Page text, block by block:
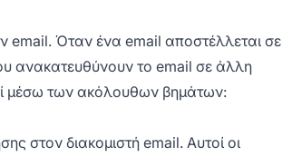
email. Όταν ένα email αποστέλλεται σε
ανακατευθύνουν το email σε άλλη
μέσω των ακόλουθων βημάτων:
στον διακομιστή email. Αυτοί οι